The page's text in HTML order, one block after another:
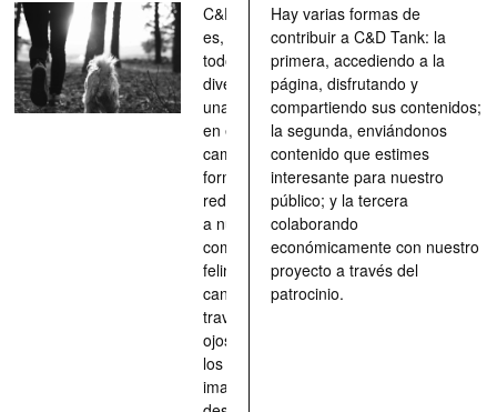
C&D Tank
es, ante
todo, un
divertimento,
una parada
en el
camino, una
forma de
redescubrir
a nuestros
compañeros
felinos y
caninos a
través de los
ojos quienes
los han
imaginado,
Hay varias formas de
contribuir a C&D Tank: la
primera, accediendo a la
página, disfrutando y
compartiendo sus contenidos;
la segunda, enviándonos
contenido que estimes
interesante para nuestro
público; y la tercera
colaborando
económicamente con nuestro
proyecto a través del
patrocinio.